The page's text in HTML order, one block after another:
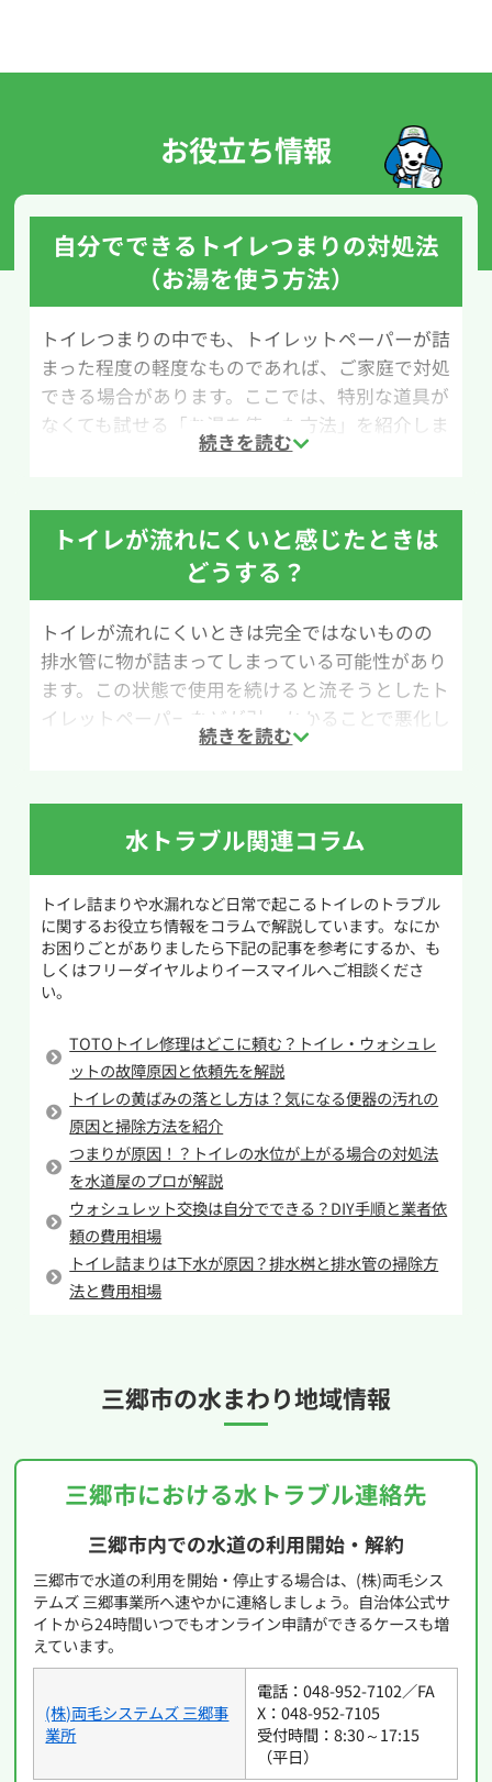
お役立ち情報
自分でできるトイレつまりの対処法
（お湯を使う方法）
トイレつまりの中でも、トイレットペーパーが詰
まった程度の軽度なものであれば、ご家庭で対処
できる場合があります。ここでは、特別な道具が
なくても試せる「お湯を使った方法」を紹介しま
注げる容器と、50℃程度のお湯です。お湯の温度
には注意が必要で、熱湯を使うと便器が急激な温
度変化でひび割れたり破損したりする恐れがあ
作業手順は以下の通りです。まず、便器内の水位
が高くなっている場合は、バケツなどで水を汲み
出して普段の水位まで減らします。その後、用意
したお湯を少し高い位置からゆっくり注ぎます。
を流して改善しているか確認しましょう。
この方法は、お湯によってトイレットペーパーを
ふやかし、詰まりの原因をほぐす仕組みです。さ
らに高い位置からお湯を注ぐことで水圧が加わ
り、詰まりを押し流しやすくなります。ただし、
固形物を落とした場合や症状が改善しない場合
は、無理をせず専門業者に相談することをおす
トイレが流れにくいと感じたときは
どうする？
トイレが流れにくいときは完全ではないものの
排水管に物が詰まってしまっている可能性があり
ます。この状態で使用を続けると流そうとしたト
イレットペーパーなどが引っかかることで悪化し
てしまうケースもあるので放置をせずに詰まりの
を便器へ注いで1時間ほど待ちます。トイレット
ペーパーや汚物のような水溶性のものであれば
これで改善することがあります。このとき熱湯を
使用すると陶器製の便器が割れる原因となるので
使用をしないでください。
このときにより異物を溶けやすくするために重
1:2の割合で便器に加え、しばらく待つと化学反
応によって二酸化炭素が発生します。この気泡に
よってトイレットペーパーの繊維がほぐれやすく
なるため、詰まりの原因がトイレットペーパーで
ある場合に有効です。
詰まりの原因が流すことのできない固形物の場
合は上記の方法では解消しません。水を流すこと
で異物が奥へと入り込み、大掛かりな工事が必要
となるケースも珍しくはないので原因が不明な場
水トラブル関連コラム
トイレ詰まりや水漏れなど日常で起こるトイレのトラブル
に関するお役立ち情報をコラムで解説しています。なにか
お困りごとがありましたら下記の記事を参考にするか、も
しくはフリーダイヤルよりイースマイルへご相談くださ
い。
TOTOトイレ修理はどこに頼む？トイレ・ウォシュレ
ットの故障原因と依頼先を解説
トイレの黄ばみの落とし方は？気になる便器の汚れの
原因と掃除方法を紹介
つまりが原因！？トイレの水位が上がる場合の対処法
を水道屋のプロが解説
ウォシュレット交換は自分でできる？DIY手順と業者依
頼の費用相場
トイレ詰まりは下水が原因？排水桝と排水管の掃除方
法と費用相場
三郷市の水まわり地域情報
三郷市における水トラブル連絡先
三郷市内での水道の利用開始・解約
三郷市で水道の利用を開始・停止する場合は、(株)両毛シス
テムズ 三郷事業所へ速やかに連絡しましょう。自治体公式サ
イトから24時間いつでもオンライン申請ができるケースも増
えています。
(株)両毛システムズ 三郷事
業所
電話：048-952-7102／FA
X：048-952-7105
受付時間：8:30～17:15
（平日）